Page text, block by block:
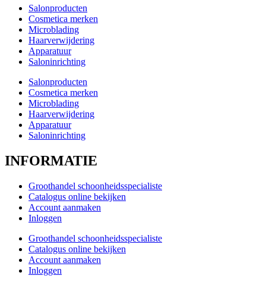
Salonproducten
Cosmetica merken
Microblading
Haarverwijdering
Apparatuur
Saloninrichting
Salonproducten
Cosmetica merken
Microblading
Haarverwijdering
Apparatuur
Saloninrichting
INFORMATIE
Groothandel schoonheidsspecialiste
Catalogus online bekijken
Account aanmaken
Inloggen
Groothandel schoonheidsspecialiste
Catalogus online bekijken
Account aanmaken
Inloggen